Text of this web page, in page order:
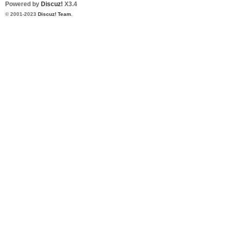
Powered by Discuz! X3.4
© 2001-2023 Discuz! Team